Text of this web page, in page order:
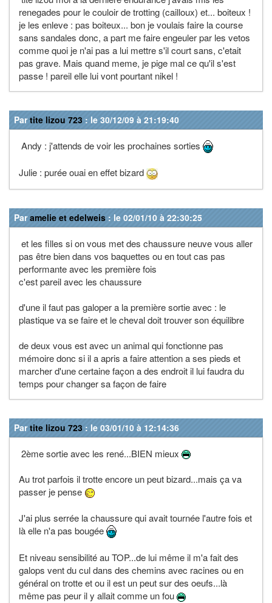
renegades pour le couloir de trotting (cailloux) et... boiteux !
je les enleve : pas boiteux... bon je voulais faire la course
sans sandales donc, a part me faire engeuler par les vetos
comme quoi je n'ai pas a lui mettre s'il court sans, c'etait
pas grave. Mais quand meme, je pige mal ce qu'il s'est
passe ! pareil elle lui vont pourtant nikel !
Partite lizou 723 : le 30/12/09 à 21:19:40
Andy : j'attends de voir les prochaines sorties
Julie : purée ouai en effet bizard
Paramelie et edelweis : le 02/01/10 à 22:30:25
et les filles si on vous met des chaussure neuve vous aller
pas être bien dans vos baquettes ou en tout cas pas
performante avec les première fois
c'est pareil avec les chaussure
d'une il faut pas galoper a la première sortie avec : le
plastique va se faire et le cheval doit trouver son équilibre
de deux vous est avec un animal qui fonctionne pas
mémoire donc si il a apris a faire attention a ses pieds et
marcher d'une certaine façon a des endroit il lui faudra du
temps pour changer sa façon de faire
Partite lizou 723 : le 03/01/10 à 12:14:36
2ème sortie avec les rené...BIEN mieux
Au trot parfois il trotte encore un peut bizard...mais ça va
passer je pense
J'ai plus serrée la chaussure qui avait tournée l'autre fois et
là elle n'a pas bougée
Et niveau sensibilité au TOP...de lui même il m'a fait des
galops vent du cul dans des chemins avec racines ou en
général on trotte et ou il est un peut sur des oeufs...là
même pas peur il y allait comme un fou